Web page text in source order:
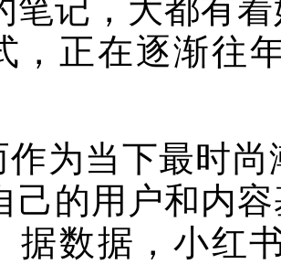
笔记，大都有
，正在逐渐往
作为当下最时
己的用户和内
据数据，小红